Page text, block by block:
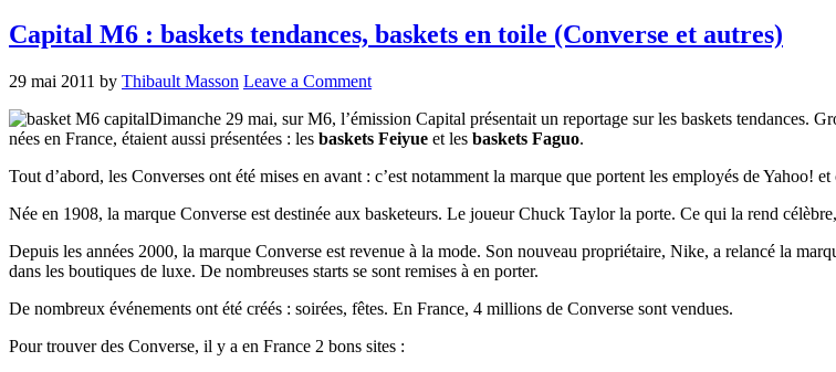
Capital M6 : baskets tendances, baskets en toile (Converse et autres)
29 mai 2011 by Thibault Masson Leave a Comment
Dimanche 29 mai, sur M6, l’émission Capital présentait un reportage sur les baskets tendances.
nées en France, étaient aussi présentées : les baskets Feiyue et les baskets Faguo.
Tout d’abord, les Converses ont été mises en avant : c’est notamment la marque que portent les employés de Yahoo!
Née en 1908, la marque Converse est destinée aux basketeurs. Le joueur Chuck Taylor la porte. Ce qui la rend
Depuis les années 2000, la marque Converse est revenue à la mode. Son nouveau propriétaire, Nike, a relancé la
dans les boutiques de luxe. De nombreuses starts se sont remises à en porter.
De nombreux événements ont été créés : soirées, fêtes. En France, 4 millions de Converse sont vendues.
Pour trouver des Converse, il y a en France 2 bons sites :